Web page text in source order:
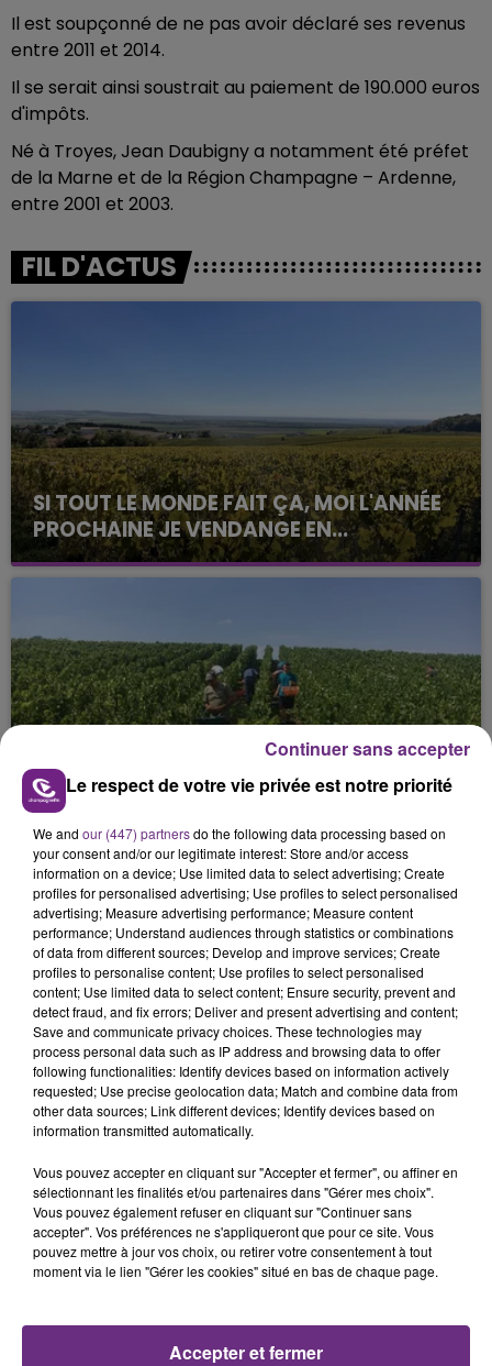
Il est soupçonné de ne pas avoir déclaré ses revenus
entre 2011 et 2014.
Il se serait ainsi soustrait au paiement de 190.000 euros
d'impôts.
Né à Troyes, Jean Daubigny a notamment été préfet
de la Marne et de la Région Champagne – Ardenne,
entre 2001 et 2003.
FIL D'ACTUS
SI TOUT LE MONDE FAIT ÇA, MOI L'ANNÉE
PROCHAINE JE VENDANGE EN...
La vendange en Champagne a débuté ce jeudi 6
août dans la commune de Montgueux (Aube). Du
L'INSPECTION DU TRAVAIL RAPPELLE À
L'ORDRE SUR LES CONDITIONS DE...
Alors que les dates de début des vendange 2026
s'est avéré être plus précoce que prévu,
l'inspection du Travail en profite pour rappeler
les conditions de...
TITRES DIFFUSÉS
8h57
8h57
ORIA
Soiree Mondaine
8h51
8h51
TEDDY SWIMS
Mr Know It All
8h47
8h47 8h43
8h43
Le respect de votre vie privée est notre priorité
We and our (447) partnersdo the following data processing based on
your consent and/or our legitimate interest: Store and/or access
information on a device; Use limited data to select advertising; Create
profiles for personalised advertising; Use profiles to select personalised
advertising; Measure advertising performance; Measure content
performance; Understand audiences through statistics or combinations
of data from different sources; Develop and improve services; Create
profiles to personalise content; Use profiles to select personalised
content; Use limited data to select content; Ensure security, prevent and
detect fraud, and fix errors; Deliver and present advertising and content;
Save and communicate privacy choices. These technologies may
process personal data such as IP address and browsing data to offer
following functionalities: Identify devices based on information actively
requested; Use precise geolocation data; Match and combine data from
other data sources; Link different devices; Identify devices based on
information transmitted automatically.
Vous pouvez accepter en cliquant sur "Accepter et fermer", ou affiner en
sélectionnant les finalités et/ou partenaires dans "Gérer mes choix".
Vous pouvez également refuser en cliquant sur "Continuer sans
accepter". Vos préférences ne s'appliqueront que pour ce site. Vous
pouvez mettre à jour vos choix, ou retirer votre consentement à tout
moment via le lien "Gérer les cookies" situé en bas de chaque page.
Accepter et fermer
Continuer sans accepter